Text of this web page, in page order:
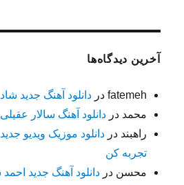
آخرین دیدگاه‌ها
fatemeh دردانلود آهنگ جدید
محمد دردانلود آهنگ سالار
راهبند دردانلود موزیک ویدیو
تجربه کن
محسن دردانلود آهنگ جدید